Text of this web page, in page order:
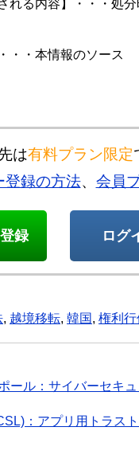
れる内容】・・・処
・・本情報のソース
は有料プラン限定
登録の方法、 会員
録 ログ
, 越境移転, 韓国, 権利行
ール：サイバーセキ
：アプリ用トラス